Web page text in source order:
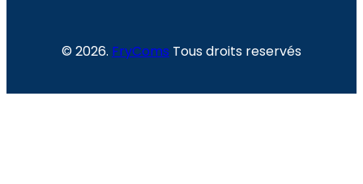
© 2026. FryComs Tous droits reservés